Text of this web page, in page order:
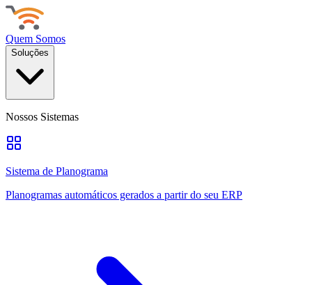
Quem Somos
Soluções
Nossos Sistemas
Sistema de Planograma
Planogramas automáticos gerados a partir do seu ERP